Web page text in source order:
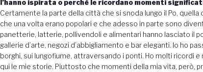
l’hanno ispirata o perché le ricordano momenti
Certamente la parte della città che si snoda lungo il Po, quella
che una volta erano popolari e che adesso in parte sono
panetterie, latterie, pollivendoli e alimentari hanno lasciato il
gallerie d’arte, negozi d’abbigliamento e bar eleganti. Io ho
borghi, sui lungofiume, attraversando i ponti. Ho molti ricordi
qui le mie storie. Piuttosto che momenti della mia vita, però,